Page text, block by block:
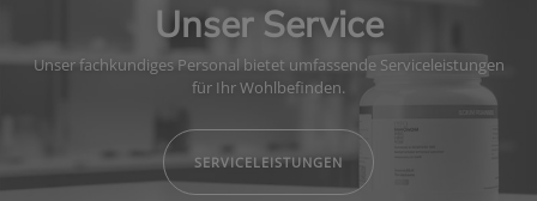
Unser Service
Unser fachkundiges Personal bietet umfassende Serviceleistungen
für Ihr Wohlbefinden.
SERVICELEISTUNGEN